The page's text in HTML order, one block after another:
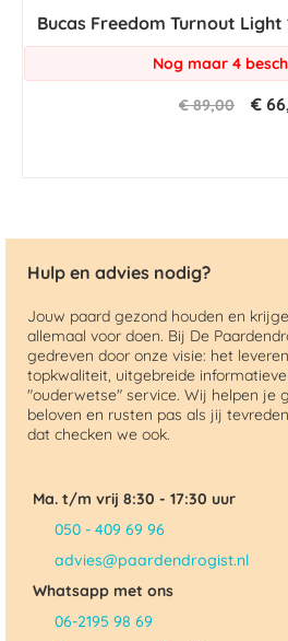
Bucas Freedom Turnout Light
Nog maar 4
€ 89,00 €
Hulp en advies nodig?
Jouw paard gezond houden en
allemaal voor doen. Bij De
gedreven door onze visie: het
topkwaliteit, uitgebreide
"ouderwetse" service. Wij helpen je
beloven en rusten pas als jij
dat checken we ook.
Ma. t/m vrij 8:30 - 17:30 uur
050 - 409 69 96
advies@paardendrogist.nl
Whatsapp met ons
06-2195 98 69